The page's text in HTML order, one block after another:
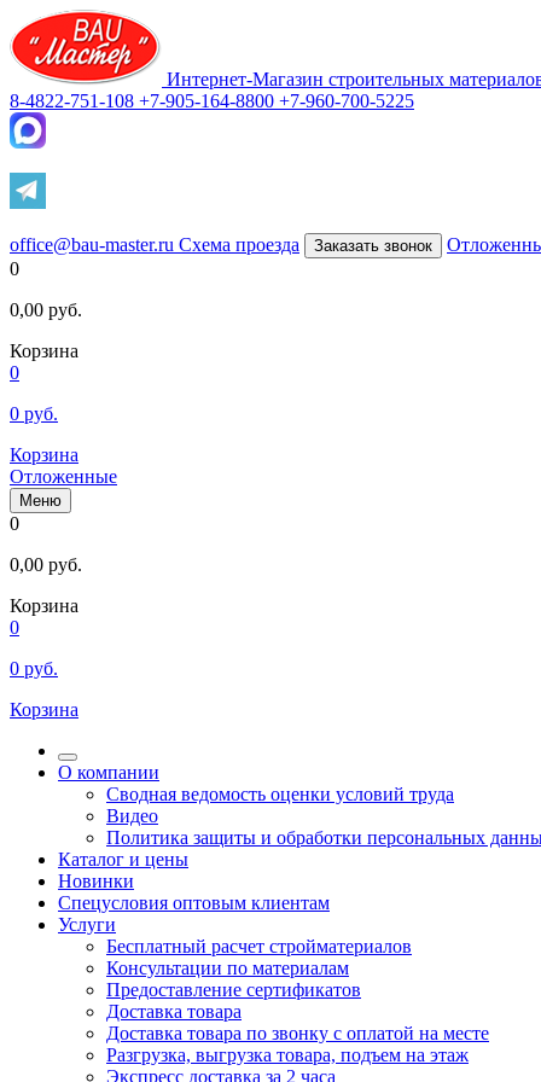
Интернет-Магазин строительных
8-4822-751-108 +7-905-164-8800 +7-960-700-5225
office@bau-master.ru Схема проезда Заказать звонок
0
0,00 руб.
Корзина
0
0 руб.
Корзина
Отложенные
Меню
0
0,00 руб.
Корзина
0
0 руб.
Корзина
О компании
Сводная ведомость оценки условий труда
Видео
Политика защиты и обработки персональных
Каталог и цены
Новинки
Спецусловия оптовым клиентам
Услуги
Бесплатный расчет стройматериалов
Консультации по материалам
Предоставление сертификатов
Доставка товара
Доставка товара по звонку с оплатой на месте
Разгрузка, выгрузка товара, подъем на этаж
Экспресс доставка за 2 часа